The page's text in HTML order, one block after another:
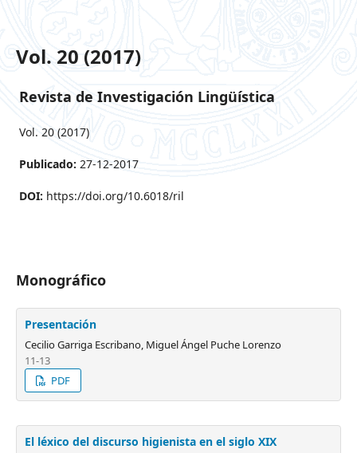
Vol. 20 (2017)
Revista de Investigación Lingüística
Vol. 20 (2017)
Publicado: 27-12-2017
DOI: https://doi.org/10.6018/ril
Monográfico
Presentación
Cecilio Garriga Escribano, Miguel Ángel Puche Lorenzo
11-13
PDF
El léxico del discurso higienista en el siglo XIX